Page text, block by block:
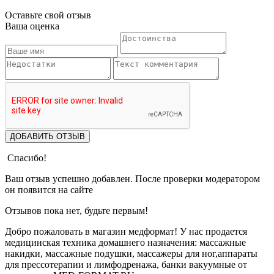
Оставьте свой отзыв
Ваша оценка
ДОБАВИТЬ ОТЗЫВ
Спасибо!
Ваш отзыв успешно добавлен. После проверки модератором
он появится на сайте
Отзывов пока нет, будьте первым!
Добро пожаловать в магазин медформат! У нас продается
медицинская техника домашнего назначения: массажные
накидки, массажные подушки, массажеры для ног,аппараты
для прессотерапии и лимфодренажа, банки вакуумные от